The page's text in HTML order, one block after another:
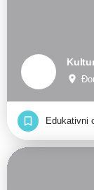
Edukativni